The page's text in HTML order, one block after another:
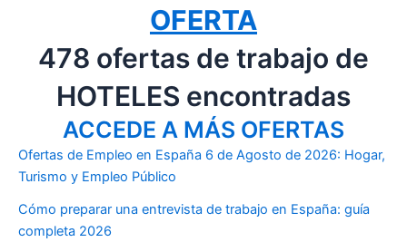
OFERTA
478 ofertas de trabajo de
HOTELES encontradas
ACCEDE A MÁS OFERTAS
Ofertas de Empleo en España 6 de Agosto de 2026: Hogar,
Turismo y Empleo Público
Cómo preparar una entrevista de trabajo en España: guía
completa 2026